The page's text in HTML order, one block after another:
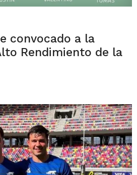
convocado a la
Rendimiento de la